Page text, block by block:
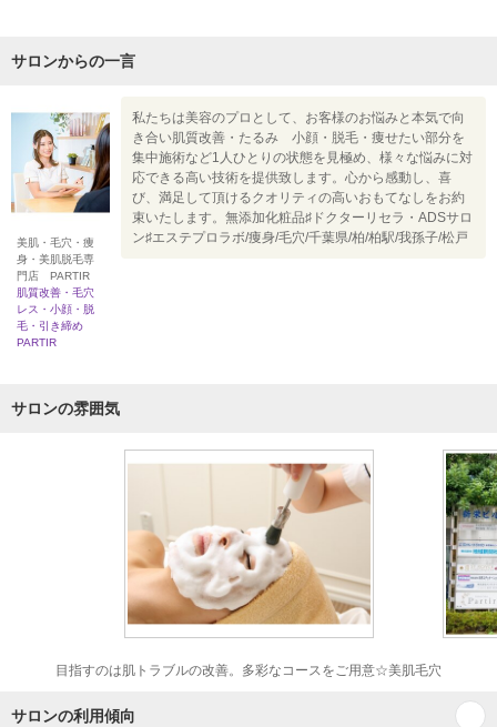
サロンからの一言
美肌・毛穴・痩
身・美肌脱毛専
門店 PARTIR
肌質改善・毛穴
レス・小顔・脱
毛・引き締め
PARTIR
私たちは美容のプロとして、お客様のお悩みと本気で向
き合い肌質改善・たるみ 小顔・脱毛・痩せたい部分を
集中施術など1人ひとりの状態を見極め、様々な悩みに対
応できる高い技術を提供致します。心から感動し、喜
び、満足して頂けるクオリティの高いおもてなしをお約
束いたします。無添加化粧品♯ドクターリセラ・ADSサロ
ン♯エステプロラボ/痩身/毛穴/千葉県/柏/柏駅/我孫子/松戸
サロンの雰囲気
目指すのは肌トラブルの改善。多彩なコースをご用意☆美肌毛穴
サロンの利用傾向